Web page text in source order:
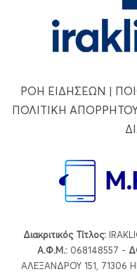
ΡΟΗ ΕΙΔΗΣΕΩΝ |
ΠΟΛΙΤΙΚΗ
Διακριτικός Τίτλος:
Α.Φ.Μ.: 068148557 -
ΑΛΕΞΑΝΔΡΟΥ 151, 71306